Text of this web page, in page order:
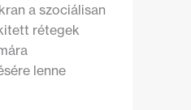
a szociálisan
rétegek
lenne